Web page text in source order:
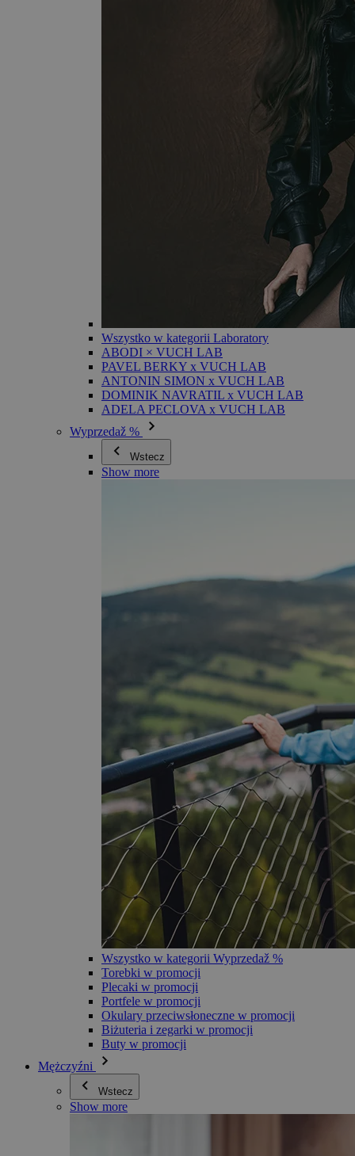
Wszystko w kategorii Laboratory
ABODI × VUCH LAB
PAVEL BERKY x VUCH LAB
ANTONIN SIMON x VUCH LAB
DOMINIK NAVRATIL x VUCH LAB
ADELA PECLOVA x VUCH LAB
Wyprzedaž %
Wstecz
Show more
Wszystko w kategorii Wyprzedaž %
Torebki w promocji
Plecaki w promocji
Portfele w promocji
Okulary przeciwsłoneczne w promocji
Biżuteria i zegarki w promocji
Buty w promocji
Mężczyźni
Wstecz
Show more